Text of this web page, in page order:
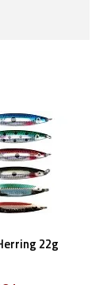
olika märken.
22g